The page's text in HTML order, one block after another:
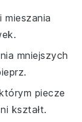
mieszania
mniejszych
piecze
kształt.